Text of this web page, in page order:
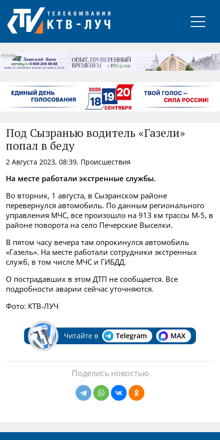
РЕКЛАМА
Под Сызранью водитель «Газели»
попал в беду
2 Августа 2023, 08:39, Происшествия
На месте работали экстренные службы.
Во вторник, 1 августа, в Сызранском районе
перевернулся автомобиль. По данным регионального
управления МЧС, все произошло на 913 км трассы М-5, в
районе поворота на село Печерские Выселки.
В пятом часу вечера там опрокинулся автомобиль
«Газель». На месте работали сотрудники экстренных
служб, в том числе МЧС и ГИБДД.
О пострадавших в этом ДТП не сообщается. Все
подробности аварии сейчас уточняются.
Фото: КТВ-ЛУЧ
Читайте в Telegram MAX
Поделись новостью